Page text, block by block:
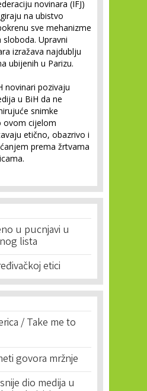
novinara (IFJ)
na ubistvo
sve mehanizme
Upravni
izražava najdublju
ubijenih u Parizu.
novinari pozivaju
u BiH da ne
snimke
ovom cijelom
etično, obazrivo i
prema žrtvama
u pucnjavi u
lista
etici
/ Take me to
govora mržnje
dio medija u